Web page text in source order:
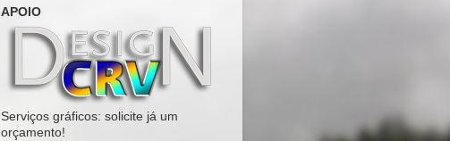
APOIO
Serviços gráficos: solicite já um
orçamento!